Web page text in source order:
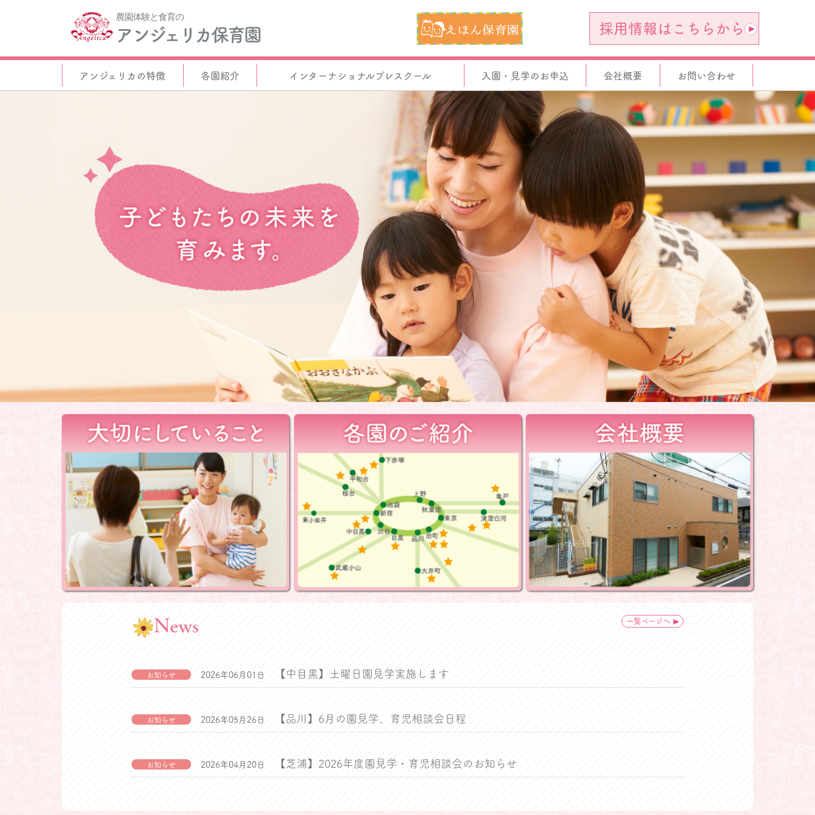
農園体験と食育の
アンジェリカ保育園 採用情報はこちらから
アンジェリカの特徴 各園紹介 インターナショナルプレスクール 入園・見学のお申込 会社概要 お問い合わせ
News 一覧ページへ
お知らせ 2026年06月01日 【中目黒】土曜日園見学実施します
お知らせ 2026年05月26日 【品川】6月の園見学、育児相談会日程
お知らせ 2026年04月20日 【芝浦】2026年度園見学・育児相談会のお知らせ